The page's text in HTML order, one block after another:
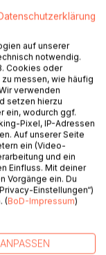
Projekt
Moria
Union für
auf
möglich der
zu setzen,
lassen, wenn
aufgebaut.
- Eine Stadt
auf unserer
notwendig.
Cookies oder
messen, wie häufig
verwenden
setzen hierzu
ein, wodurch ggf.
Pixel, IP-Adressen
Auf unserer Seite
ein (Video-
und ein
Einfluss. Mit deiner
Vorgänge ein. Du
Einstellungen“)
(BoD-Impressum)
ANPASSEN